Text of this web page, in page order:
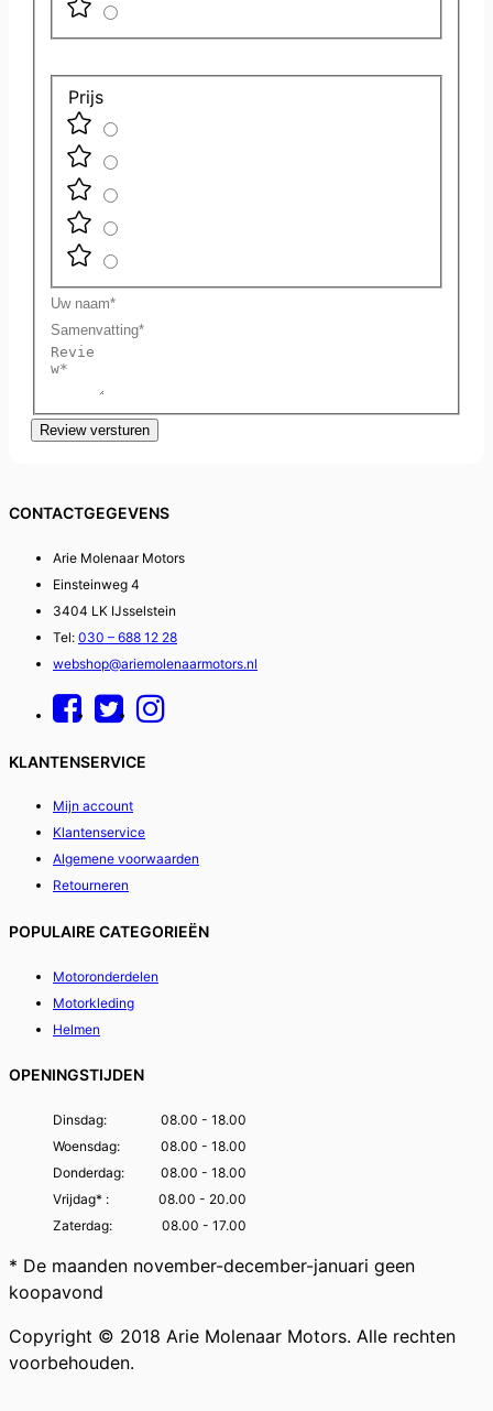
Prijs
Uw
naam
Samenvatting
Review
Review versturen
CONTACTGEGEVENS
Arie Molenaar Motors
Einsteinweg 4
3404 LK IJsselstein
Tel: 030 – 688 12 28
webshop@ariemolenaarmotors.nl
KLANTENSERVICE
Mijn account
Klantenservice
Algemene voorwaarden
Retourneren
POPULAIRE CATEGORIEËN
Motoronderdelen
Motorkleding
Helmen
OPENINGSTIJDEN
Dinsdag:
08.00 - 18.00
Woensdag:
08.00 - 18.00
Donderdag:
08.00 - 18.00
Vrijdag* :
08.00 - 20.00
Zaterdag:
08.00 - 17.00
* De maanden november-december-januari geen
koopavond
Copyright © 2018 Arie Molenaar Motors. Alle rechten
voorbehouden.